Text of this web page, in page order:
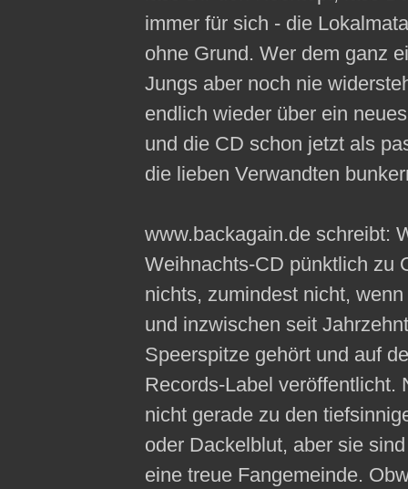
immer für sich - die
ohne Grund. Wer dem ganz
Jungs aber noch nie
endlich wieder über ein
und die CD schon jetzt als
die lieben Verwandten
www.backagain.de schreibt:
Weihnachts-CD pünktlich zu
nichts, zumindest nicht,
und inzwischen seit
Speerspitze gehört und auf
Records-Label veröffentlicht.
nicht gerade zu den
oder Dackelblut, aber sie
eine treue Fangemeinde.